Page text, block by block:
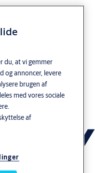
du, at vi gemmer
og annoncer, levere
brugen af
med vores sociale
af